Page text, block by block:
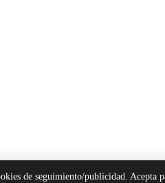
de seguimiento/publicidad. Acepta